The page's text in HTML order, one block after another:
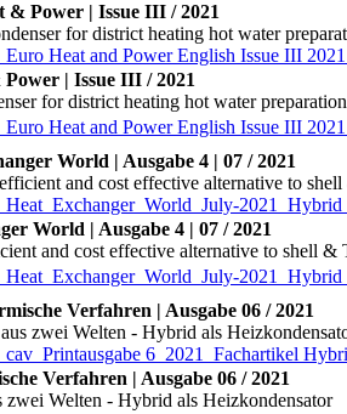
& Power | Issue III / 2021
for district heating hot water
Heat and Power English Issue III
| Issue III / 2021
for district heating hot water preparation
Heat and Power English Issue III
World | Ausgabe 4 | 07 / 2021
and cost effective alternative to
World | Ausgabe 4 | 07 / 2021
and cost effective alternative to shell &
Verfahren | Ausgabe 06 / 2021
zwei Welten - Hybrid als
6_2021_Fachartikel
Verfahren | Ausgabe 06 / 2021
zwei Welten - Hybrid als Heizkondensator